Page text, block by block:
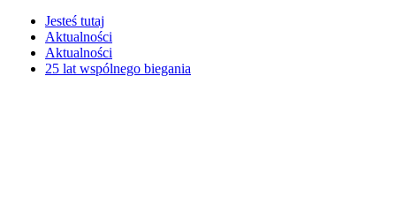
Jesteś tutaj
Aktualności
Aktualności
25 lat wspólnego biegania